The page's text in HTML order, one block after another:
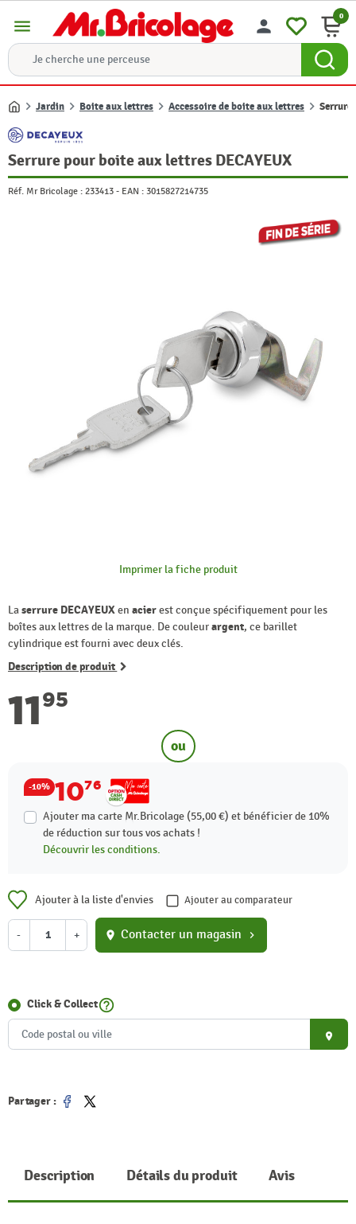
menu person 0
Accueil
Jardin Boite aux lettres Accessoire de boite aux lettres Serrure
Serrure pour boite aux lettres DECAYEUX
Réf. Mr Bricolage : 233413 - EAN : 3015827214735
Imprimer la fiche produit
Laserrure DECAYEUXen acierest conçue spécifiquement pour les
boîtes aux lettres de la marque. De couleurargent, ce barillet
cylindrique est fourni avec deux clés.
Description de produit
1195
ou
-10% 1076
Ajouter ma carte Mr.Bricolage (55,00 €) et bénéficier de 10%
de réduction sur tous vos achats !
Découvrir les conditions.
Ajouter à la liste d'envies Ajouter au comparateur
- + location_on Contacter un magasin chevron_right
Click & Collecthelp_outline
place
Partager :
Partager
Tweet
Description Détails du produit Avis